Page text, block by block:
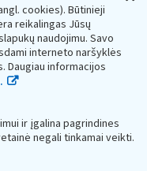
cookies). Būtinieji
reikalingas Jūsų
naudojimu. Savo
interneto naršyklės
Daugiau informacijos
ir įgalina pagrindines
negali tinkamai veikti.
— 188659752,
Lietuva, el.paštas:
prie Lietuvos
saugomi Juridinių